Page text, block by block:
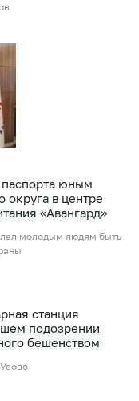
юным
округа в центре
«Авангард»
молодым людям быть
станция
подозрении
бешенством